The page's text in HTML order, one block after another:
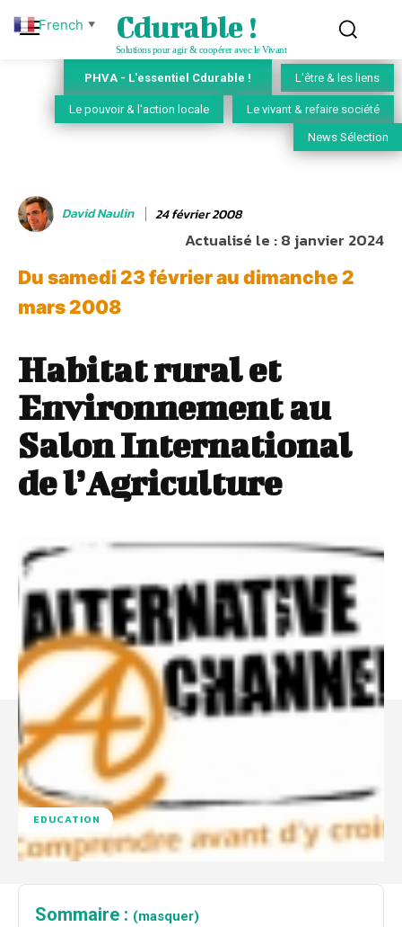
Cdurable !
Solutions pour agir & coopérer avec le Vivant
PHVA - L'essentiel Cdurable ! L'être & les liens
Le pouvoir & l'action locale Le vivant & refaire société
News Sélection
David Naulin 24 février 2008
Actualisé le :8 janvier 2024
Du samedi 23 février au dimanche 2
mars 2008
Habitat rural et
Environnement au
Salon International
de l’Agriculture
EDUCATION
Sommaire : (masquer)
French ▼